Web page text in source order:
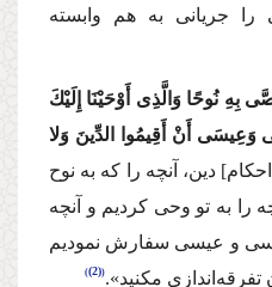
را جریانی به هم وابسته
نُوحًا وَالَّذِی أَوْحَیْنَا إِلَیْكَ
وَعِیسَی أَنْ أَقِیمُوا الدِّینَ وَلا
دین، آنچه را كه به نوح
را به تو وحی كردیم و آنچه
موسی و عیسی سفارش نمودیم
تفرقه‌اندازی مكنید». (2)